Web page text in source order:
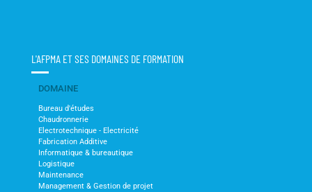
L'AFPMA ET SES DOMAINES DE FORMATION
DOMAINE
Bureau d'études
Chaudronnerie
Electrotechnique - Electricité
Fabrication Additive
Informatique & bureautique
Logistique
Maintenance
Management & Gestion de projet